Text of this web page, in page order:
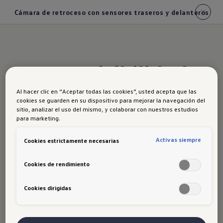
Cámara de retroceso con sensores traseros y delanteros
Mayor visibilidad y
confianza al
maniobrar
retroceso desde la versión Comfort MT
, lo que
un espacio reducido. Además, cuenta con
High, incorporasensores delanterosque
Al hacer clic en “Aceptar todas las cookies”, usted acepta que las
cookies se guarden en su dispositivo para mejorar la navegación del
sitio, analizar el uso del mismo, y colaborar con nuestros estudios
para marketing.
Cookies estrictamente necesarias Activas siempre
Cookies de rendimiento
Cookies dirigidas